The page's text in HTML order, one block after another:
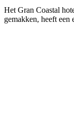
Het Gran Coastal
gemakken, heeft een